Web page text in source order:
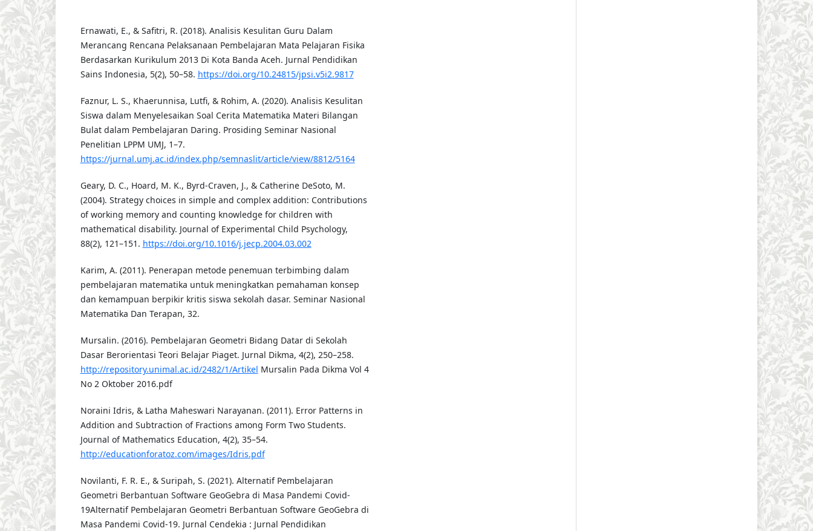
Ernawati, E., & Safitri, R. (2018). Analisis Kesulitan Guru Dalam
Merancang Rencana Pelaksanaan Pembelajaran Mata Pelajaran Fisika
Berdasarkan Kurikulum 2013 Di Kota Banda Aceh. Jurnal Pendidikan
Sains Indonesia, 5(2), 50–58. https://doi.org/10.24815/jpsi.v5i2.9817
Faznur, L. S., Khaerunnisa, Lutfi, & Rohim, A. (2020). Analisis Kesulitan
Siswa dalam Menyelesaikan Soal Cerita Matematika Materi Bilangan
Bulat dalam Pembelajaran Daring. Prosiding Seminar Nasional
Penelitian LPPM UMJ, 1–7.
https://jurnal.umj.ac.id/index.php/semnaslit/article/view/8812/5164
Geary, D. C., Hoard, M. K., Byrd-Craven, J., & Catherine DeSoto, M.
(2004). Strategy choices in simple and complex addition: Contributions
of working memory and counting knowledge for children with
mathematical disability. Journal of Experimental Child Psychology,
88(2), 121–151. https://doi.org/10.1016/j.jecp.2004.03.002
Karim, A. (2011). Penerapan metode penemuan terbimbing dalam
pembelajaran matematika untuk meningkatkan pemahaman konsep
dan kemampuan berpikir kritis siswa sekolah dasar. Seminar Nasional
Matematika Dan Terapan, 32.
Mursalin. (2016). Pembelajaran Geometri Bidang Datar di Sekolah
Dasar Berorientasi Teori Belajar Piaget. Jurnal Dikma, 4(2), 250–258.
http://repository.unimal.ac.id/2482/1/Artikel Mursalin Pada Dikma Vol 4
No 2 Oktober 2016.pdf
Noraini Idris, & Latha Maheswari Narayanan. (2011). Error Patterns in
Addition and Subtraction of Fractions among Form Two Students.
Journal of Mathematics Education, 4(2), 35–54.
http://educationforatoz.com/images/Idris.pdf
Novilanti, F. R. E., & Suripah, S. (2021). Alternatif Pembelajaran
Geometri Berbantuan Software GeoGebra di Masa Pandemi Covid-
19Alternatif Pembelajaran Geometri Berbantuan Software GeoGebra di
Masa Pandemi Covid-19. Jurnal Cendekia : Jurnal Pendidikan